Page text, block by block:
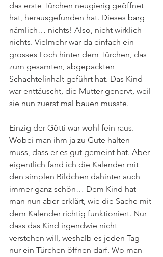
das erste Türchen neugierig geöffnet
hat, herausgefunden hat. Dieses barg
nämlich… nichts! Also, nicht wirklich
nichts. Vielmehr war da einfach ein
grosses Loch hinter dem Türchen, das
zum gesamten, abgepackten
Schachtelinhalt geführt hat. Das Kind
war enttäuscht, die Mutter genervt, weil
sie nun zuerst mal bauen musste.
Einzig der Götti war wohl fein raus.
Wobei man ihm ja zu Gute halten
muss, dass er es gut gemeint hat. Aber
eigentlich fand ich die Kalender mit
den simplen Bildchen dahinter auch
immer ganz schön… Dem Kind hat
man nun aber erklärt, wie die Sache mit
dem Kalender richtig funktioniert. Nur
dass das Kind irgendwie nicht
verstehen will, weshalb es jeden Tag
nur ein Türchen öffnen darf. Wo man